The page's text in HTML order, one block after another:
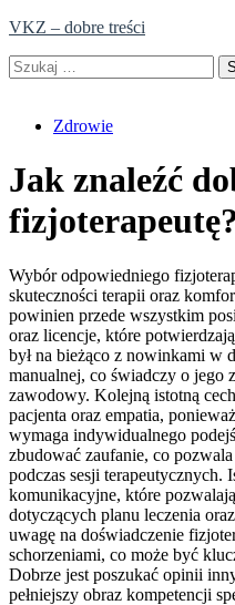
Skip
content
VKZ – dobre treści
Szukaj:
Zdrowie
Jak znaleźć
fizjoterapeutę?
Wybór odpowiedniego
skuteczności terapii oraz
powinien przede wszystkim
oraz licencje, które
był na bieżąco z nowinkami w
manualnej, co świadczy o jego
zawodowy. Kolejną istotną
pacjenta oraz empatia,
wymaga indywidualnego
zbudować zaufanie, co
podczas sesji terapeutycznych.
komunikacyjne, które
dotyczących planu leczenia
uwagę na doświadczenie
schorzeniami, co może być
Dobrze jest poszukać opinii
pełniejszy obraz kompetencji